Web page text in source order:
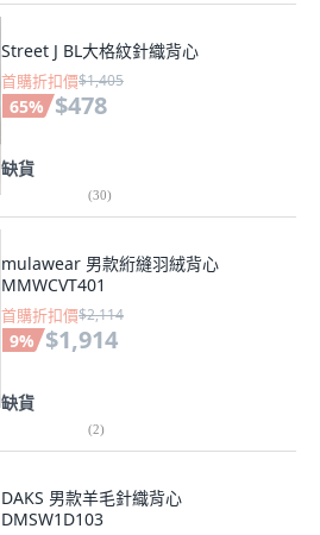
Street J BL大格紋針織背心
首購折扣價$1,405
65% $478
缺貨
(30)
mulawear 男款絎縫羽絨背心
MMWCVT401
首購折扣價$2,114
9% $1,914
缺貨
(2)
DAKS 男款羊毛針織背心
DMSW1D103